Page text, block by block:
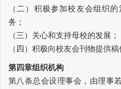
（二）积极参加校友会组织
务；
（三）关心和支持母校的发展；
（四）积极向校友会刊物提供稿
第四章组织机构
第八条总会设理事会，由理事